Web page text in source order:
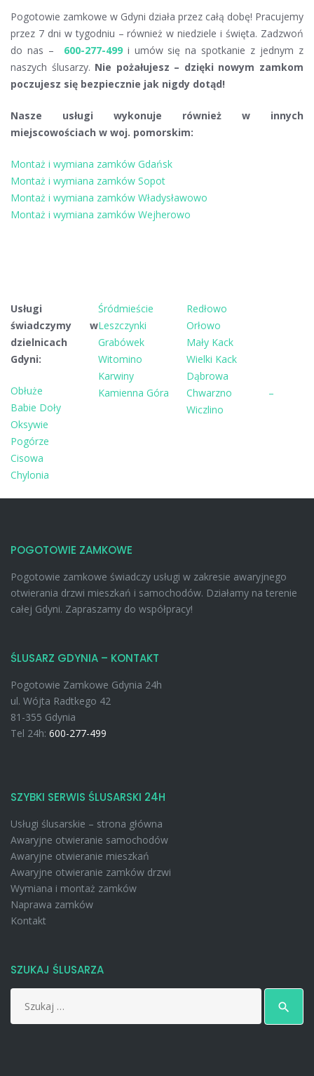
Pogotowie zamkowe w Gdyni działa przez całą dobę! Pracujemy
przez 7 dni w tygodniu – również w niedziele i święta. Zadzwoń
do nas – 600-277-499i umów się na spotkanie z jednym z
naszych ślusarzy. Nie pożałujesz – dzięki nowym zamkom
poczujesz się bezpiecznie jak nigdy dotąd!
Nasze usługi wykonuje również w innych
miejscowościach w woj. pomorskim:
Montaż i wymiana zamków Gdańsk
Montaż i wymiana zamków Sopot
Montaż i wymiana zamków Władysławowo
Montaż i wymiana zamków Wejherowo
Usługi
świadczymy w
dzielnicach
Gdyni:
Obłuże
Babie Doły
Oksywie
Pogórze
Cisowa
Chylonia
Śródmieście
Leszczynki
Grabówek
Witomino
Karwiny
Kamienna Góra
Redłowo
Orłowo
Mały Kack
Wielki Kack
Dąbrowa
Chwarzno –
Wiczlino
POGOTOWIE ZAMKOWE
Pogotowie zamkowe świadczy usługi w zakresie awaryjnego
otwierania drzwi mieszkań i samochodów. Działamy na terenie
całej Gdyni. Zapraszamy do współpracy!
ŚLUSARZ GDYNIA – KONTAKT
Pogotowie Zamkowe Gdynia 24h
ul. Wójta Radtkego 42
81-355 Gdynia
Tel 24h: 600-277-499
SZYBKI SERWIS ŚLUSARSKI 24H
Usługi ślusarskie – strona główna
Awaryjne otwieranie samochodów
Awaryjne otwieranie mieszkań
Awaryjne otwieranie zamków drzwi
Wymiana i montaż zamków
Naprawa zamków
Kontakt
SZUKAJ ŚLUSARZA
search